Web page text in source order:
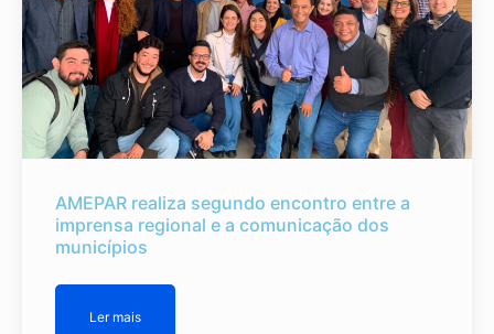
AMEPAR realiza segundo encontro entre a
imprensa regional e a comunicação dos
municípios
Ler mais